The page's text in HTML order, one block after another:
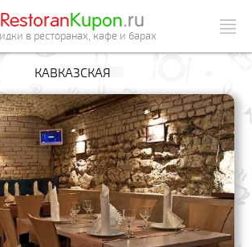
RestoranKupon.ru
в ресторанах, кафе и барах
КАВКАЗСКАЯ